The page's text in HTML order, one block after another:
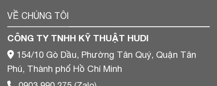
VỀ CHÚNG TÔI
CÔNG TY TNHH KỸ THUẬT HUDI
154/10 Gò Dầu, Phường Tân Quý, Quận Tân
Phú, Thành phố Hồ Chí Minh